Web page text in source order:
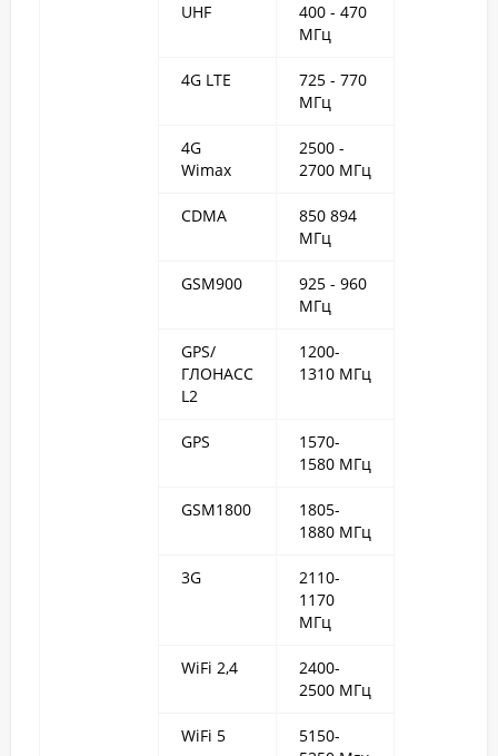
UHF
400 - 470
МГц
4G LTE
725 - 770
МГц
4G
Wimax
2500 -
2700 МГц
CDMA
850 894
МГц
GSM900
925 - 960
МГц
GPS/
ГЛОНАСС
L2
1200-
1310 МГц
GPS
1570-
1580 МГц
GSM1800
1805-
1880 МГц
3G
2110-
1170
МГц
WiFi 2,4
2400-
2500 МГц
WiFi 5
5150-